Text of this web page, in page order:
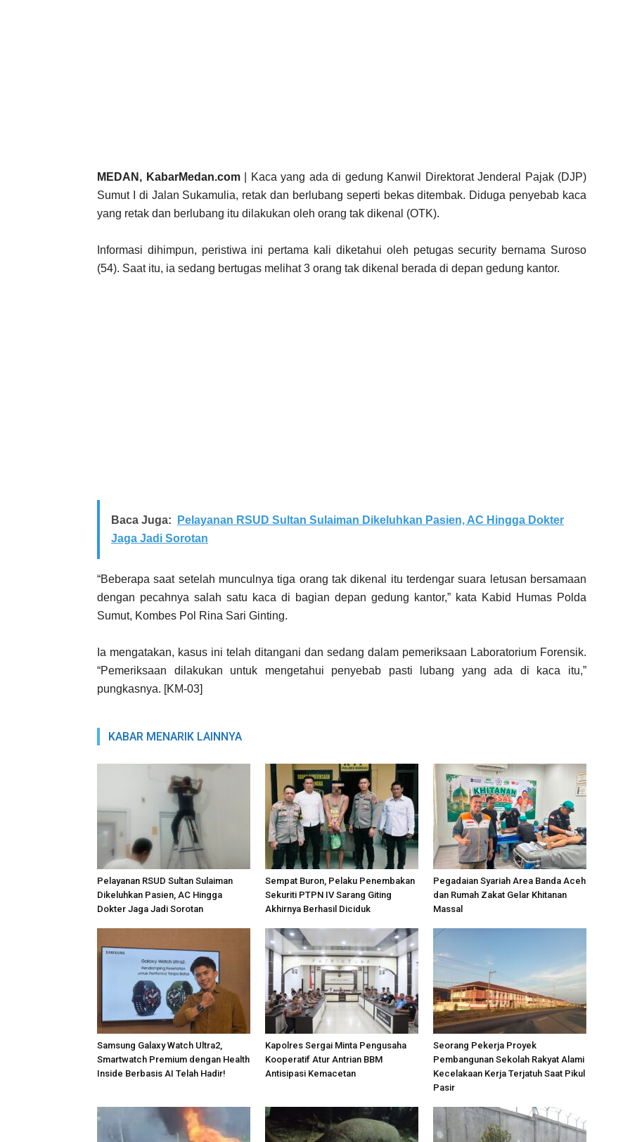
MEDAN, KabarMedan.com| Kaca yang ada di gedung Kanwil Direktorat Jenderal Pajak (DJP)
Sumut I di Jalan Sukamulia, retak dan berlubang seperti bekas ditembak. Diduga penyebab kaca
yang retak dan berlubang itu dilakukan oleh orang tak dikenal (OTK).
Informasi dihimpun, peristiwa ini pertama kali diketahui oleh petugas security bernama Suroso
(54). Saat itu, ia sedang bertugas melihat 3 orang tak dikenal berada di depan gedung kantor.
Baca Juga:
Pelayanan RSUD Sultan Sulaiman Dikeluhkan Pasien, AC Hingga Dokter
Jaga Jadi Sorotan
“Beberapa saat setelah munculnya tiga orang tak dikenal itu terdengar suara letusan bersamaan
dengan pecahnya salah satu kaca di bagian depan gedung kantor,” kata Kabid Humas Polda
Sumut, Kombes Pol Rina Sari Ginting.
Ia mengatakan, kasus ini telah ditangani dan sedang dalam pemeriksaan Laboratorium Forensik.
“Pemeriksaan dilakukan untuk mengetahui penyebab pasti lubang yang ada di kaca itu,”
pungkasnya. [KM-03]
KABAR MENARIK LAINNYA
Pelayanan RSUD Sultan Sulaiman
Dikeluhkan Pasien, AC Hingga
Dokter Jaga Jadi Sorotan
Sempat Buron, Pelaku Penembakan
Sekuriti PTPN IV Sarang Giting
Akhirnya Berhasil Diciduk
Pegadaian Syariah Area Banda Aceh
dan Rumah Zakat Gelar Khitanan
Massal
Samsung Galaxy Watch Ultra2,
Smartwatch Premium dengan Health
Inside Berbasis AI Telah Hadir!
Kapolres Sergai Minta Pengusaha
Kooperatif Atur Antrian BBM
Antisipasi Kemacetan
Seorang Pekerja Proyek
Pembangunan Sekolah Rakyat Alami
Kecelakaan Kerja Terjatuh Saat Pikul
Pasir